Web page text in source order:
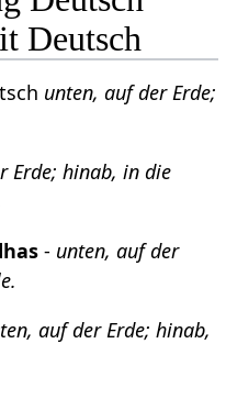
Deutsch
unten, auf der Erde;
Erde; hinab, in die
- unten, auf der
auf der Erde; hinab,